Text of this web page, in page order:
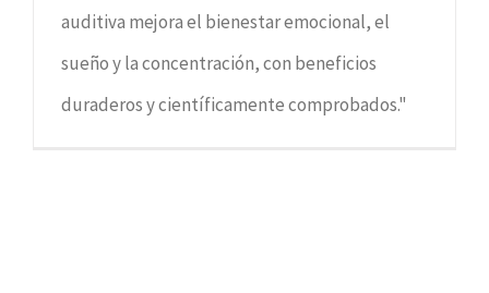
auditiva mejora el bienestar emocional, el
sueño y la concentración, con beneficios
duraderos y científicamente comprobados."